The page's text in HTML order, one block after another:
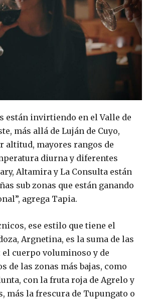
están invirtiendo en el Valle de
más allá de Luján de Cuyo,
altitud, mayores rangos de
diurna y diferentes
Altamira y La Consulta están
sub zonas que están ganando
agrega Tapia.
ese estilo que tiene el
Argnetina, es la suma de las
cuerpo voluminoso y de
de las zonas más bajas, como
con la fruta roja de Agrelo y
más la frescura de Tupungato o